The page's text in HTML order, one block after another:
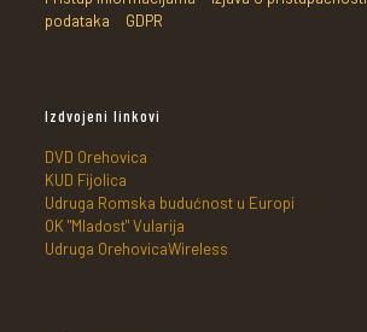
podataka
GDPR
Izdvojeni linkovi
DVD Orehovica
KUD Fijolica
Udruga Romska budućnost u Europi
OK "Mladost" Vularija
Udruga OrehovicaWireless